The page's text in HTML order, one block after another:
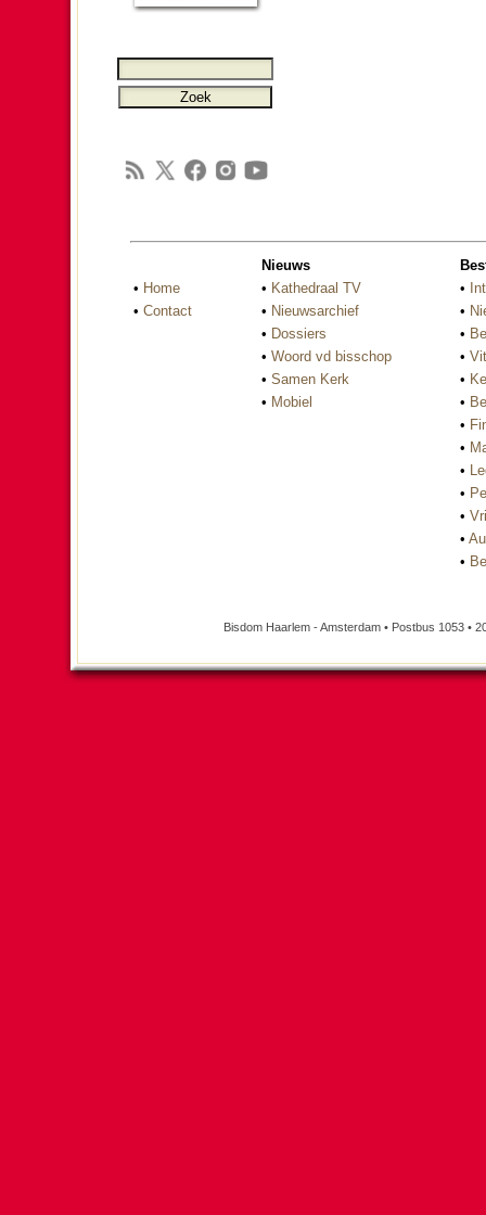
• Home
• Contact
Nieuws
• Kathedraal TV
• Nieuwsarchief
• Dossiers
• Woord vd bisschop
• Samen Kerk
• Mobiel
•
•
•
•
•
•
•
•
•
•
•
•
•
Bisdom Haarlem - Amsterdam • Postbus 1053 •